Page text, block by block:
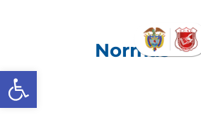
Abrir barra de herramientas
Normas